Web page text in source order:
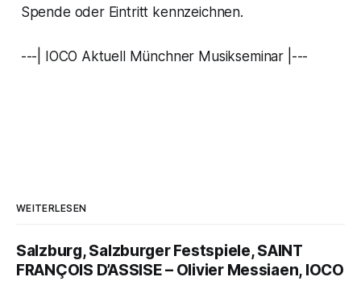
Spende oder Eintritt kennzeichnen.
---| IOCO Aktuell Münchner Musikseminar |---
WEITERLESEN
Salzburg, Salzburger Festspiele, SAINT
FRANÇOIS D’ASSISE – Olivier Messiaen, IOCO